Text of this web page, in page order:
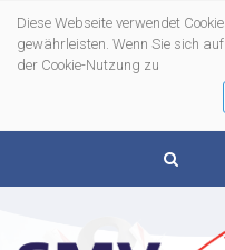
Diese Webseite verwendet
gewährleisten. Wenn Sie sich
der Cookie-Nutzung zu